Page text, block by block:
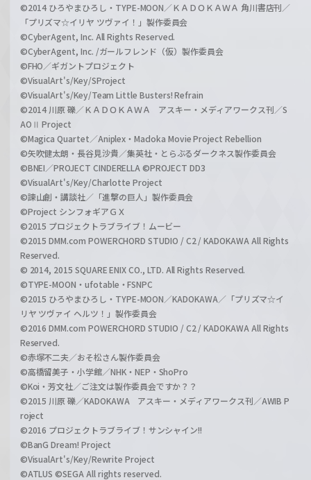
©2014 ひろやまひろし・TYPE-MOON／ＫＡＤＯＫＡＷＡ 角川書店刊／
「プリズマ☆イリヤ ツヴァイ！」製作委員会
©CyberAgent, Inc. All Rights Reserved.
©CyberAgent, Inc. /ガールフレンド（仮）製作委員会
©FHO／ギガントプロジェクト
©VisualArt's/Key/SProject
©VisualArt's/Key/Team Little Busters! Refrain
©2014 川原 礫／ＫＡＤＯＫＡＷＡ アスキー・メディアワークス刊／S
AOⅡ Project
©Magica Quartet／Aniplex・Madoka Movie Project Rebellion
©矢吹健太朗・長谷見沙貴／集英社・とらぶるダークネス製作委員会
©BNEI／PROJECT CINDERELLA ©PROJECT DD3
©VisualArt's/Key/Charlotte Project
©諫山創・講談社／「進撃の巨人」製作委員会
©Project シンフォギアＧＸ
©2015 プロジェクトラブライブ！ムービー
©2015 DMM.com POWERCHORD STUDIO / C2 / KADOKAWA All Rights
Reserved.
© 2014, 2015 SQUARE ENIX CO., LTD. All Rights Reserved.
©TYPE-MOON・ufotable・FSNPC
©2015 ひろやまひろし・TYPE-MOON／KADOKAWA／「プリズマ☆イ
リヤ ツヴァイ ヘルツ！」製作委員会
©2016 DMM.com POWERCHORD STUDIO / C2 / KADOKAWA All Rights
Reserved.
©赤塚不二夫／おそ松さん製作委員会
©高橋留美子・小学館／NHK・NEP・ShoPro
©Koi・芳文社／ご注文は製作委員会ですか？？
©2015 川原 礫／KADOKAWA アスキー・メディアワークス刊／AWIB P
roject
©2016 プロジェクトラブライブ！サンシャイン!!
©BanG Dream! Project
©VisualArt's/Key/Rewrite Project
©ATLUS ©SEGA All rights reserved.